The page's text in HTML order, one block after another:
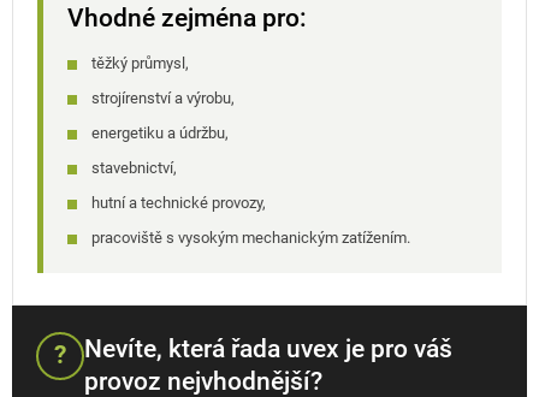
Vhodné zejména pro:
těžký průmysl,
strojírenství a výrobu,
energetiku a údržbu,
stavebnictví,
hutní a technické provozy,
pracoviště s vysokým mechanickým zatížením.
?
Nevíte, která řada uvex je pro váš
provoz nejvhodnější?